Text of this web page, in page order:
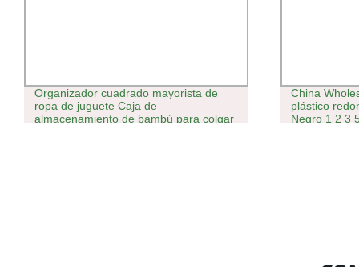
China Wholesale Nursery maceta de
plástico redonda de color verde oscuro
Negro 1 2 3 5 7 10 15 35 galón
Robusto
tejido de
cemento